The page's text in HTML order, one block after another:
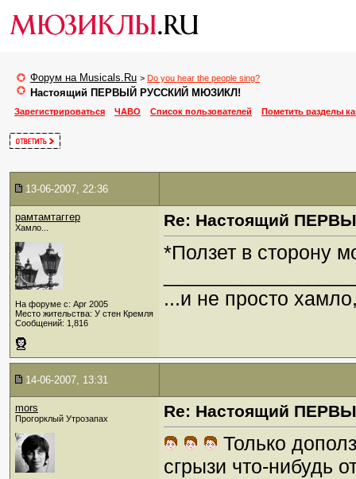
Форум на Musicals.Ru > Do you hear the people sing?
Настоящий ПЕРВЫЙ РУССКИЙ МЮЗИКЛ!
Зарегистрироваться ЧАВО Список пользователей Пометить разделы
13-06-2007, 22:36
рамтамтаггер
Хамло...
На форуме с: Apr 2005
Место жительства: У стен Кремля
Сообщений: 1,816
Re: Настоящий
*Ползет в сторону
...и не просто
14-06-2007, 13:31
mors
Прогорклый Утрозапах Re: Настоящий
Только
сгрызи что-нибудь